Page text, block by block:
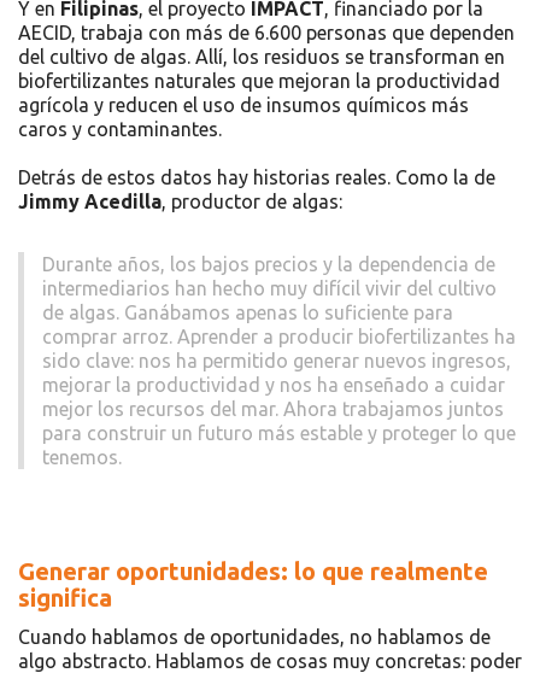
Y en Filipinas, el proyecto IMPACT, financiado por la
AECID, trabaja con más de 6.600 personas que dependen
del cultivo de algas. Allí, los residuos se transforman en
biofertilizantes naturales que mejoran la productividad
agrícola y reducen el uso de insumos químicos más
caros y contaminantes.
Detrás de estos datos hay historias reales. Como la de
Jimmy Acedilla, productor de algas:
Durante años, los bajos precios y la dependencia de
intermediarios han hecho muy difícil vivir del cultivo
de algas. Ganábamos apenas lo suficiente para
comprar arroz. Aprender a producir biofertilizantes ha
sido clave: nos ha permitido generar nuevos ingresos,
mejorar la productividad y nos ha enseñado a cuidar
mejor los recursos del mar. Ahora trabajamos juntos
para construir un futuro más estable y proteger lo que
tenemos.
Generar oportunidades: lo que realmente
significa
Cuando hablamos de oportunidades, no hablamos de
algo abstracto. Hablamos de cosas muy concretas: poder